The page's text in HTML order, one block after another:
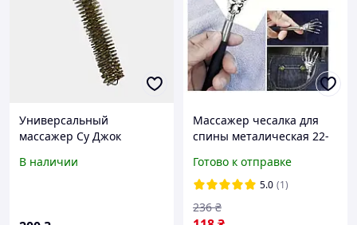
Универсальный
массажер Су Джок
антистресс ролик для рук
В наличии
Массажер чесалка для
спины металическая 22-
виде руки
Готово к отправке
5.0 (1)
236 ₴